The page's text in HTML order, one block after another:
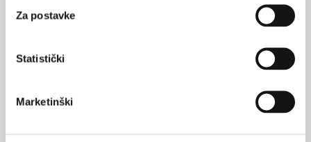
Za postavke
Statistički
Marketinški
kvaliteta života
SVIĐA
MI SE
POVRATAK